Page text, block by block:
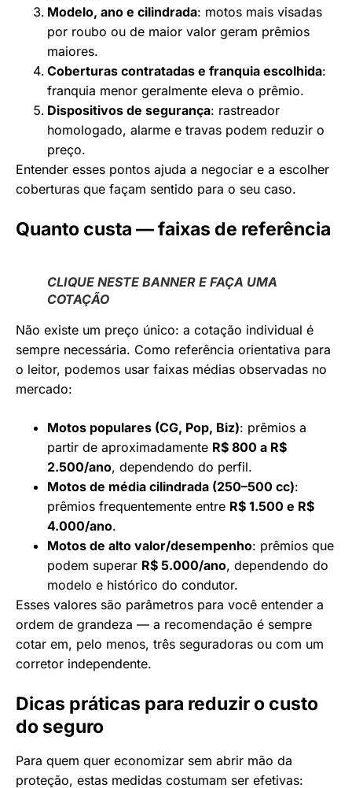
Modelo, ano e cilindrada: motos mais visadas
por roubo ou de maior valor geram prêmios
maiores.
Coberturas contratadas e franquia escolhida:
franquia menor geralmente eleva o prêmio.
Dispositivos de segurança: rastreador
homologado, alarme e travas podem reduzir o
preço.
Entender esses pontos ajuda a negociar e a escolher
coberturas que façam sentido para o seu caso.
Quanto custa — faixas de referência
CLIQUE NESTE BANNER E FAÇA UMA
COTAÇÃO
Não existe um preço único: a cotação individual é
sempre necessária. Como referência orientativa para
o leitor, podemos usar faixas médias observadas no
mercado:
Motos populares (CG, Pop, Biz): prêmios a
partir de aproximadamente R$ 800 a R$
2.500/ano, dependendo do perfil.
Motos de média cilindrada (250–500 cc):
prêmios frequentemente entre R$ 1.500 e R$
4.000/ano.
Motos de alto valor/desempenho: prêmios que
podem superar R$ 5.000/ano, dependendo do
modelo e histórico do condutor.
Esses valores são parâmetros para você entender a
ordem de grandeza — a recomendação é sempre
cotar em, pelo menos, três seguradoras ou com um
corretor independente.
Dicas práticas para reduzir o custo
do seguro
Para quem quer economizar sem abrir mão da
proteção, estas medidas costumam ser efetivas: